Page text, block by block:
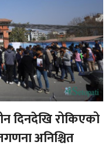
दिनदेखि रोकिएको
अनिश्चित